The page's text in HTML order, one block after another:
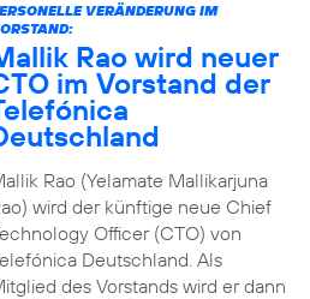
VERÄNDERUNG IM
Rao wird neuer
im Vorstand der
Rao (Yelamate Mallikarjuna
wird der künftige neue Chief
Officer (CTO) von
Deutschland. Als
des Vorstands wird er dann